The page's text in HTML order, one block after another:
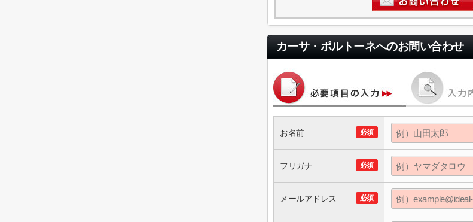
カーサ・ポルトーネへのお問い合わせ
必須
お名前
必須
フリガナ
必須
メールアドレス